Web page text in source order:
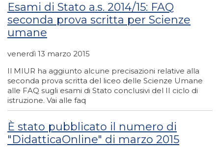
Esami di Stato a.s. 2014/15: FAQ
seconda prova scritta per Scienze
umane
venerdì 13 marzo 2015
Il MIUR ha aggiunto alcune precisazioni relative alla
seconda prova scritta del liceo delle Scienze Umane
alle FAQ sugli esami di Stato conclusivi del II ciclo di
istruzione. Vai alle faq
È stato pubblicato il numero di
"DidatticaOnline" di marzo 2015